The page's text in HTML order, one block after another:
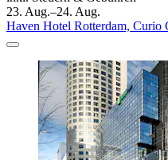
23. Aug.–24. Aug.
Haven Hotel Rotterdam, Curio